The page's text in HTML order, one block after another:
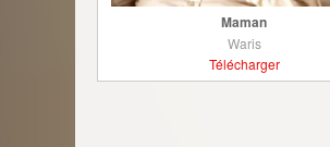
Maman
Waris
Télécharger